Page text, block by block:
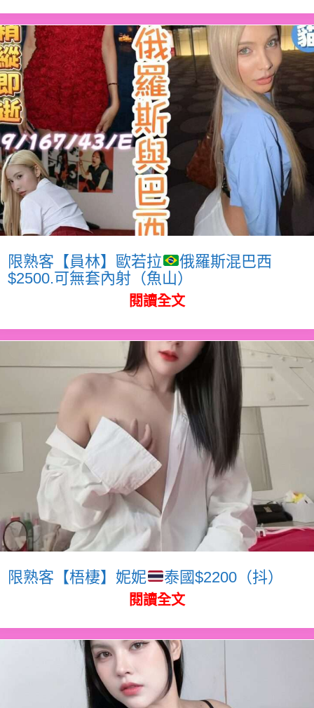
限熟客【員林】歐若拉
俄羅斯混巴西
$2500.可無套內射（魚山）
閱讀全文
限熟客【梧棲】妮妮 泰國$2200（抖）
閱讀全文